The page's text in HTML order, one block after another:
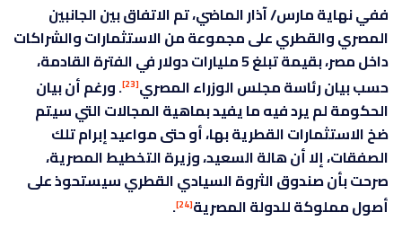
ففي نهاية مارس/ آذار الماضي، تم الاتفاق بين الجانبين
المصري والقطري على مجموعة من الاستثمارات والشراكات
داخل مصر، بقيمة تبلغ 5 مليارات دولار في الفترة القادمة،
حسب بيان رئاسة مجلس الوزراء المصري[23]
. ورغم أن بيان
الحكومة لم يرد فيه ما يفيد بماهية المجالات التي سيتم
ضخ الاستثمارات القطرية بها، أو حتى مواعيد إبرام تلك
الصفقات، إلا أن هالة السعيد، وزيرة التخطيط المصرية،
صرحت بأن صندوق الثروة السيادي القطري سيستحوذ على
أصول مملوكة للدولة المصرية[24]
.